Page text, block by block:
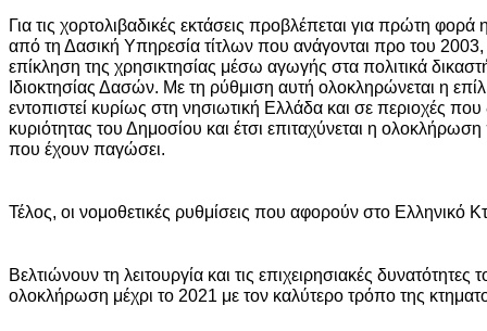
Για τις χορτολιβαδικές εκτάσεις προβλέπεται για πρώτη
από τη Δασική Υπηρεσία τίτλων που ανάγονται προ του 2003,
επίκληση της χρησικτησίας μέσω αγωγής στα πολιτικά
Ιδιοκτησίας Δασών. Με τη ρύθμιση αυτή ολοκληρώνεται η
εντοπιστεί κυρίως στη νησιωτική Ελλάδα και σε περιοχές που
κυριότητας του Δημοσίου και έτσι επιταχύνεται η
που έχουν παγώσει.
Τέλος, οι νομοθετικές ρυθμίσεις που αφορούν στο Ελληνικό
Βελτιώνουν τη λειτουργία και τις επιχειρησιακές
ολοκλήρωση μέχρι το 2021 με τον καλύτερο τρόπο της